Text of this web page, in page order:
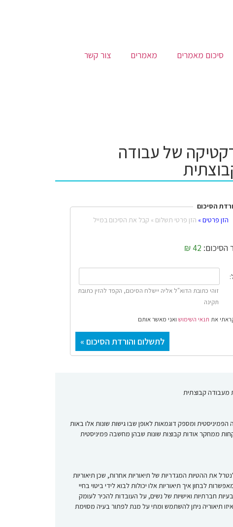
סיכום מאמרים מאמרים צור קשר
של עבודה
הסיכום
הזן פרטים » הזן פרטי תשלום » קבל את הסיכום במייל
הסיכום: 42 ₪
זוהי כתובת הדוא"ל אליה יישלח הסיכום, הקפד להזין כתובת
תקינה
תנאי השימושואני מאשר אותם
מעבודה קבוצתית
ומספק דוגמאות לאופן שבו גישות שונות אלו באות
ממחקר אודות קבוצות שונות שבהן מחשבה פמיניסטית
את ההטיות המגדריות של תיאוריות אחרות, שכן תיאוריות
לבחון איך תיאוריות אלו יכולות לבוא לידי ביטוי בחיי
חברתיות ואישיות של נשים, על העובדות להכיר לעומק
תיאוריה ניתן להשתמש ומתי על מנת לפתור בעיה מסוימת